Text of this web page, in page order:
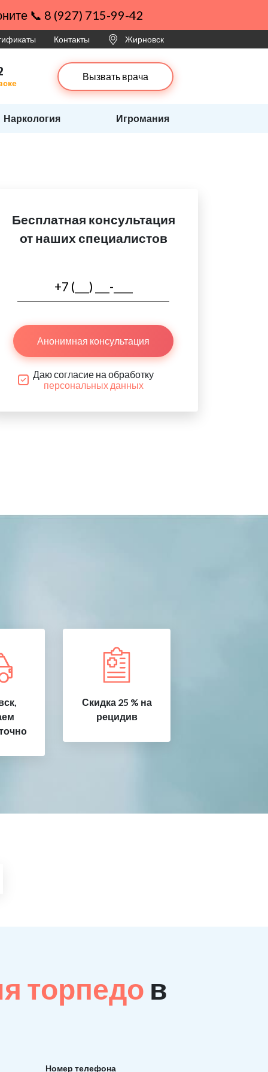
📞 8 (927) 715-99-42
Контакты Жирновск
Вызвать врача
Наркология Игромания
Бесплатная консультация
от наших специалистов
Анонимная консультация
Даю согласие на обработку
персональных данных
Скидка 25 % на
рецидив
торпедо в
Номер телефона